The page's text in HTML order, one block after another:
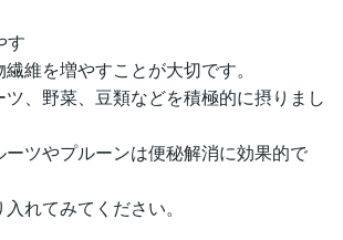
す
維を増やすことが大切です。
、野菜、豆類などを積極的に摂りまし
ツやプルーンは便秘解消に効果的で
れてみてください。